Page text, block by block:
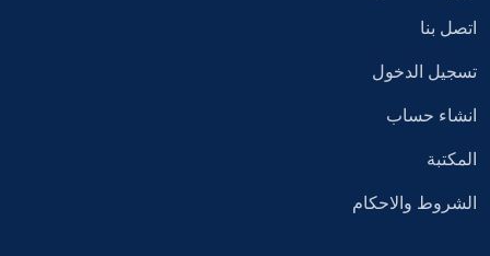
اتصل بنا
تسجيل الدخول
انشاء حساب
المكتبة
الشروط والاحكام